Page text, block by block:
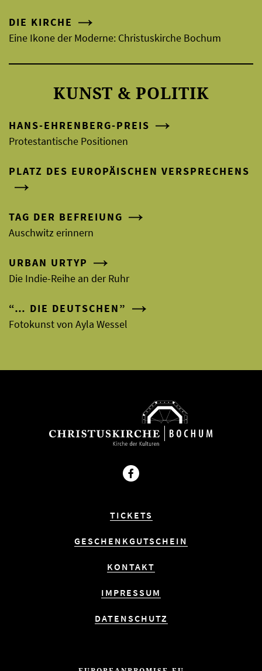
DIE KIRCHE
Eine Ikone der Moderne: Christuskirche Bochum
KUNST & POLITIK
HANS-EHRENBERG-PREIS
Protestantische Positionen
PLATZ DES EUROPÄISCHEN VERSPRECHENS
TAG DER BEFREIUNG
Auschwitz erinnern
URBAN URTYP
Die Indie-Reihe an der Ruhr
“… DIE DEUTSCHEN”
Fotokunst von Ayla Wessel
Facebook
TICKETS
GESCHENKGUTSCHEIN
KONTAKT
IMPRESSUM
DATENSCHUTZ